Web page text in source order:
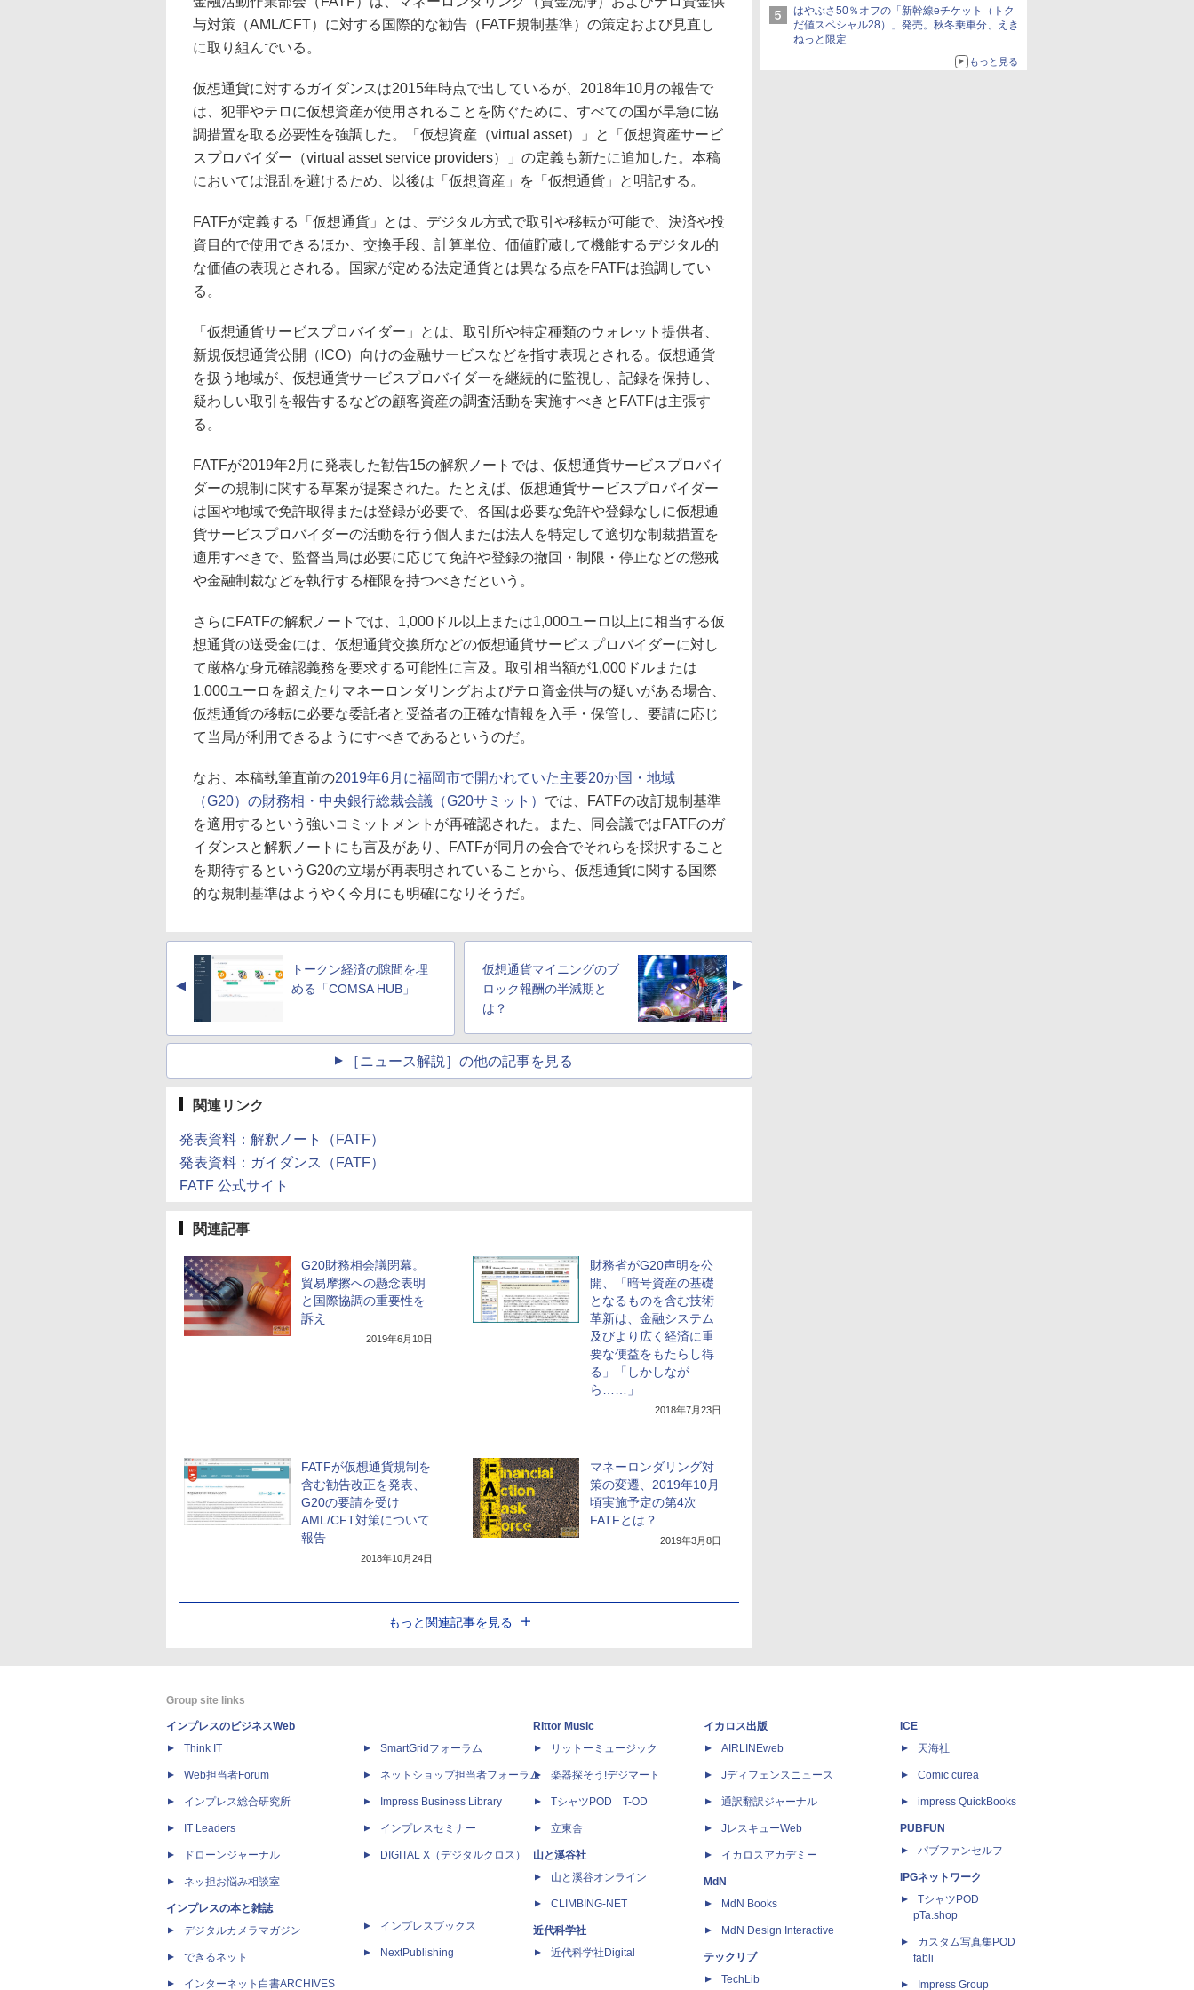
はやぶさ50％オフの「新幹線eチケット（トク
だ値スペシャル28）」発売。秋冬乗車分、えき
ねっと限定
もっと見る
与対策（AML/CFT）に対する国際的な勧告（FATF規制基準）の策定および見直し
に取り組んでいる。
仮想通貨に対するガイダンスは2015年時点で出しているが、2018年10月の報告で
は、犯罪やテロに仮想資産が使用されることを防ぐために、すべての国が早急に協
調措置を取る必要性を強調した。「仮想資産（virtual asset）」と「仮想資産サービ
スプロバイダー（virtual asset service providers）」の定義も新たに追加した。本稿
においては混乱を避けるため、以後は「仮想資産」を「仮想通貨」と明記する。
FATFが定義する「仮想通貨」とは、デジタル方式で取引や移転が可能で、決済や投
資目的で使用できるほか、交換手段、計算単位、価値貯蔵して機能するデジタル的
な価値の表現とされる。国家が定める法定通貨とは異なる点をFATFは強調してい
る。
「仮想通貨サービスプロバイダー」とは、取引所や特定種類のウォレット提供者、
新規仮想通貨公開（ICO）向けの金融サービスなどを指す表現とされる。仮想通貨
を扱う地域が、仮想通貨サービスプロバイダーを継続的に監視し、記録を保持し、
疑わしい取引を報告するなどの顧客資産の調査活動を実施すべきとFATFは主張す
る。
FATFが2019年2月に発表した勧告15の解釈ノートでは、仮想通貨サービスプロバイ
ダーの規制に関する草案が提案された。たとえば、仮想通貨サービスプロバイダー
は国や地域で免許取得または登録が必要で、各国は必要な免許や登録なしに仮想通
貨サービスプロバイダーの活動を行う個人または法人を特定して適切な制裁措置を
適用すべきで、監督当局は必要に応じて免許や登録の撤回・制限・停止などの懲戒
や金融制裁などを執行する権限を持つべきだという。
さらにFATFの解釈ノートでは、1,000ドル以上または1,000ユーロ以上に相当する仮
想通貨の送受金には、仮想通貨交換所などの仮想通貨サービスプロバイダーに対し
て厳格な身元確認義務を要求する可能性に言及。取引相当額が1,000ドルまたは
1,000ユーロを超えたりマネーロンダリングおよびテロ資金供与の疑いがある場合、
仮想通貨の移転に必要な委託者と受益者の正確な情報を入手・保管し、要請に応じ
て当局が利用できるようにすべきであるというのだ。
なお、本稿執筆直前の2019年6月に福岡市で開かれていた主要20か国・地域
（G20）の財務相・中央銀行総裁会議（G20サミット） では、FATFの改訂規制基準
を適用するという強いコミットメントが再確認された。また、同会議ではFATFのガ
イダンスと解釈ノートにも言及があり、FATFが同月の会合でそれらを採択すること
を期待するというG20の立場が再表明されていることから、仮想通貨に関する国際
的な規制基準はようやく今月にも明確になりそうだ。
▲
トークン経済の隙間を埋
める「COMSA HUB」
仮想通貨マイニングのブ
ロック報酬の半減期と
は？
▲
［ニュース解説］の他の記事を見る
関連リンク
発表資料：解釈ノート（FATF）
発表資料：ガイダンス（FATF）
FATF 公式サイト
関連記事
G20財務相会議閉幕。
貿易摩擦への懸念表明
と国際協調の重要性を
訴え
2019年6月10日
財務省がG20声明を公
開、「暗号資産の基礎
となるものを含む技術
革新は、金融システム
及びより広く経済に重
要な便益をもたらし得
る」「しかしなが
ら……」
2018年7月23日
FATFが仮想通貨規制を
含む勧告改正を発表、
G20の要請を受け
AML/CFT対策について
報告
2018年10月24日
マネーロンダリング対
策の変遷、2019年10月
頃実施予定の第4次
FATFとは？
2019年3月8日
もっと関連記事を見る
Group site links
インプレスのビジネスWeb
Think IT
Web担当者Forum
インプレス総合研究所
IT Leaders
ドローンジャーナル
ネッ担お悩み相談室
インプレスの本と雑誌
デジタルカメラマガジン
できるネット
インターネット白書ARCHIVES
SmartGridフォーラム
ネットショップ担当者フォーラム
Impress Business Library
インプレスセミナー
DIGITAL X（デジタルクロス）
インプレスブックス
NextPublishing
Rittor Music
リットーミュージック
楽器探そう!デジマート
TシャツPOD T-OD
立東舎
山と溪谷社
山と溪谷オンライン
CLIMBING-NET
近代科学社
近代科学社Digital
イカロス出版
AIRLINEweb
Jディフェンスニュース
通訳翻訳ジャーナル
JレスキューWeb
イカロスアカデミー
MdN
MdN Books
MdN Design Interactive
テックリブ
TechLib
ICE
天海社
Comic curea
impress QuickBooks
PUBFUN
パブファンセルフ
IPGネットワーク
TシャツPOD
pTa.shop
カスタム写真集POD
fabli
Impress Group